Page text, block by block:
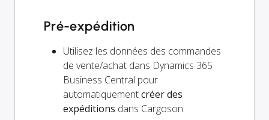
Pré-expédition
Utilisez les données des commandes
de vente/achat dans Dynamics 365
Business Central pour
automatiquementcréer des
expéditions dans Cargoson